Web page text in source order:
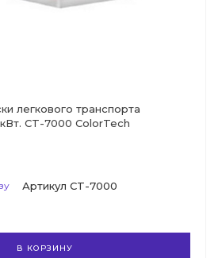
легкового транспорта
CT-7000 ColorTech
Артикул CT-7000
В КОРЗИНУ